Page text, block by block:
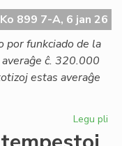
agonianta
SAT
899 7-A, 6 jan 26
por funkciado de la
ĉ. 320.000
estas averaĝe
Legu pli